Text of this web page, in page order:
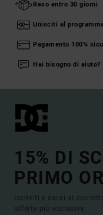
Reso entro 30 giorni
Unisciti al
Pagamento 100%
Hai bisogno di aiuto?
15% DI
PRIMO
Iscriviti e sarai al
offerte più esclusive.